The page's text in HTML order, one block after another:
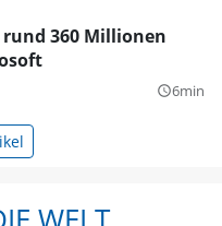
360 Millionen
query_builder6min